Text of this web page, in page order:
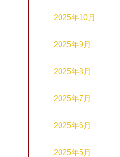
2025年10月
2025年9月
2025年8月
2025年7月
2025年6月
2025年5月